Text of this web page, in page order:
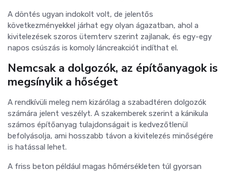
A döntés ugyan indokolt volt, de jelentős
következményekkel járhat egy olyan ágazatban, ahol a
kivitelezések szoros ütemterv szerint zajlanak, és egy-egy
napos csúszás is komoly láncreakciót indíthat el.
Nemcsak a dolgozók, az építőanyagok is
megsínylik a hőséget
A rendkívüli meleg nem kizárólag a szabadtéren dolgozók
számára jelent veszélyt. A szakemberek szerint a kánikula
számos építőanyag tulajdonságait is kedvezőtlenül
befolyásolja, ami hosszabb távon a kivitelezés minőségére
is hatással lehet.
A friss beton például magas hőmérsékleten túl gyorsan